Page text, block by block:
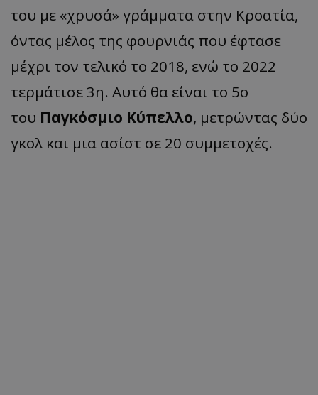
του με «χρυσά» γράμματα στην Κροατία,
όντας μέλος της φουρνιάς που έφτασε
μέχρι τον τελικό το 2018, ενώ το 2022
τερμάτισε 3η. Αυτό θα είναι το 5ο
του Παγκόσμιο Κύπελλο, μετρώντας δύο
γκολ και μια ασίστ σε 20 συμμετοχές.